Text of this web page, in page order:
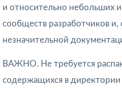
и относительно небольших
сообществ разработчиков и,
незначительной
ВАЖНО. Не требуется
содержащихся в директории